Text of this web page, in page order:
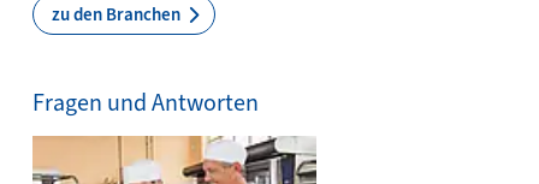
zu den Branchen
Fragen und Antworten